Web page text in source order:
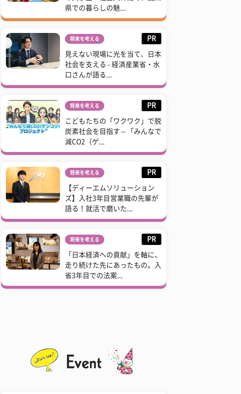
県での暮らしの魅...
将来を考える PR
見えない現場に光を当て、日本
社会を支える - 経済産業省・水
口さんが語る...
将来を考える PR
こどもたちの「ワクワク」で脱
炭素社会を目指す – 「みんなで
減CO2（ゲ...
将来を考える PR
【ディーエムソリューション
ズ】入社3年目営業職の先輩が
語る！就活で磨いた...
将来を考える PR
「日本経済への貢献」を軸に、
走り続けた先にあったもの。入
省3年目での法案...